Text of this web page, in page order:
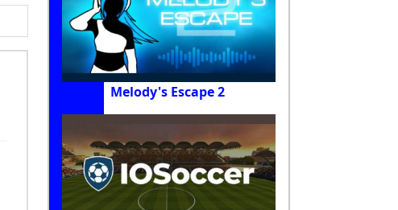
Melody's Escape 2